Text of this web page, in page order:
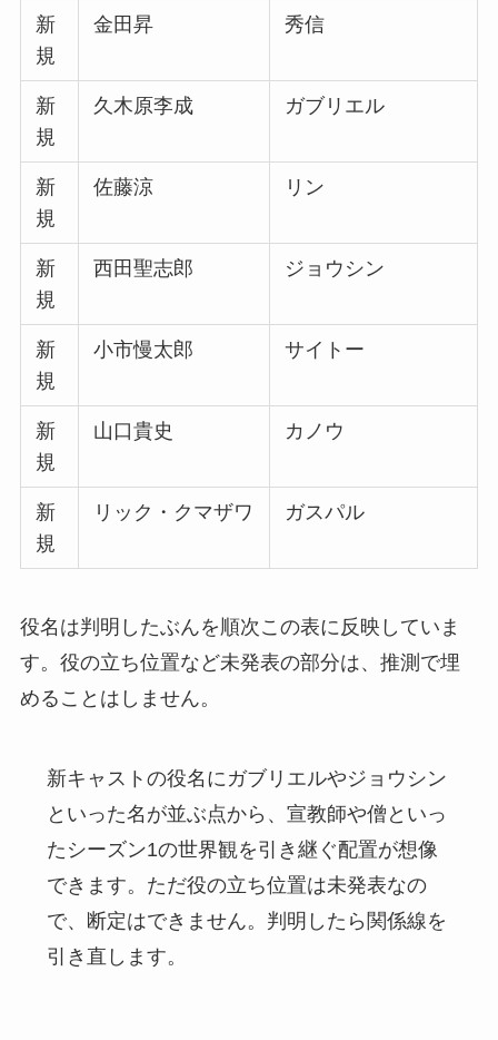
新
規
金田昇 秀信
新
規
久木原李成 ガブリエル
新
規
佐藤涼 リン
新
規
西田聖志郎 ジョウシン
新
規
小市慢太郎 サイトー
新
規
山口貴史 カノウ
新
規
リック・クマザワ ガスパル
役名は判明したぶんを順次この表に反映していま
す。役の立ち位置など未発表の部分は、推測で埋
めることはしません。
新キャストの役名にガブリエルやジョウシン
といった名が並ぶ点から、宣教師や僧といっ
たシーズン1の世界観を引き継ぐ配置が想像
できます。ただ役の立ち位置は未発表なの
で、断定はできません。判明したら関係線を
引き直します。